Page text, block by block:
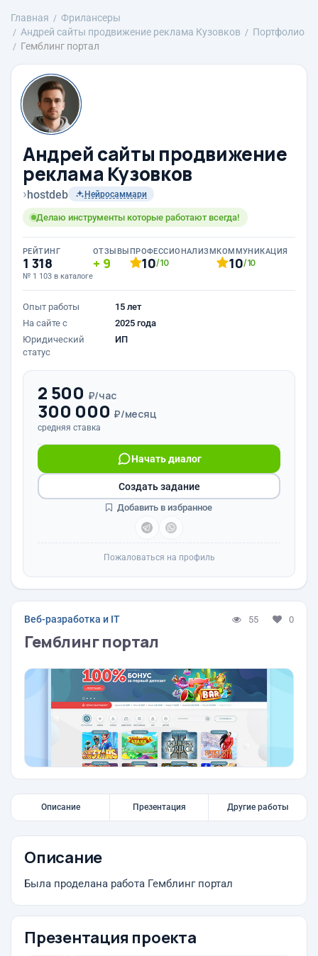
Главная
Фрилансеры
Андрей сайты продвижение реклама Кузовков
Портфолио
Гемблинг портал
Андрей сайты продвижение
реклама Кузовков
›hostdeb Нейросаммари
Делаю инструменты которые работают всегда!
РЕЙТИНГ
1 318
№ 1 103 в каталоге
ОТЗЫВЫ
9
ПРОФЕССИОНАЛИЗМ
10/10
КОММУНИКАЦИЯ
10/10
Опыт работы
15 лет
На сайте с
2025 года
Юридический
статус
ИП
2 500 ₽/час
300 000 ₽/месяц
средняя ставка
Начать диалог
Создать задание
Добавить в избранное
Пожаловаться на профиль
Веб-разработка и IT 55 0
Гемблинг портал
Описание Презентация Другие работы
Описание
Была проделана работа Гемблинг портал
Презентация проекта